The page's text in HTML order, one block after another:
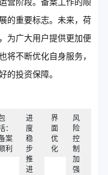
的重要标志。未来，荷
为广大用户提供更加便
将不断优化自身服务，
的投资保障。
：
案
利
进
度
稳
步
推
进
界
面
优
化
风
险
控
制
加
强